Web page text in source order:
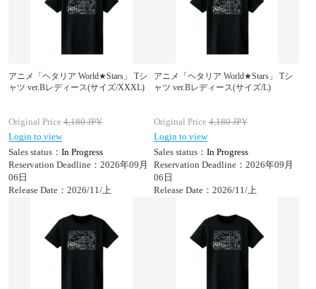
アニメ「ヘタリア World★Stars」 Tシ
ャツ ver.Bレディース(サイズ/XXXL)
Original Price 4,180JPY
Login to view
Sales status： In Progress
Reservation Deadline：2026年09月
06日
Release Date：2026/11/上
アニメ「ヘタリア World★Stars」 Tシ
ャツ ver.Bレディース(サイズ/L)
Original Price 4,180JPY
Login to view
Sales status： In Progress
Reservation Deadline：2026年09月
06日
Release Date：2026/11/上